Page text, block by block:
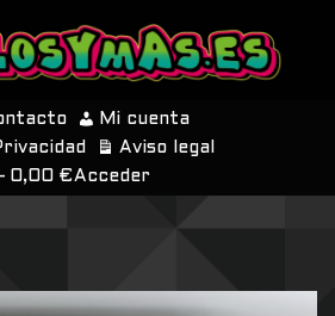
Mi cuenta
Aviso legal
0,00 € Acceder